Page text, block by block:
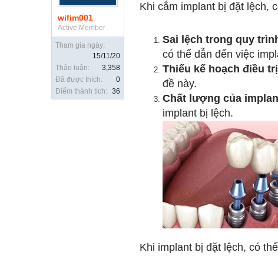
wifim001
Active Member
Tham gia ngày:
15/11/20
Thảo luận:
3,358
Đã được thích:
0
Điểm thành tích:
36
Khi cắm implant bị đặt lệch,
Sai lệch trong quy
có thể dẫn đến việc
Thiếu kế hoạch điều trị
đề này.
Chất lượng của
implant bị lệch.
Khi implant bị đặt lệch, có